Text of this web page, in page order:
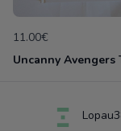
11.00€
Uncanny Avengers